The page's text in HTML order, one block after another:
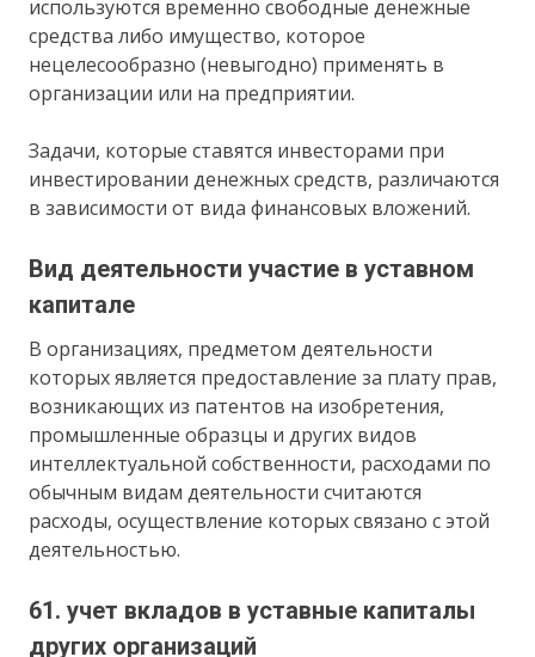
используются временно свободные денежные
средства либо имущество, которое
нецелесообразно (невыгодно) применять в
организации или на предприятии.
Задачи, которые ставятся инвесторами при
инвестировании денежных средств, различаются
в зависимости от вида финансовых вложений.
Вид деятельности участие в уставном
капитале
В организациях, предметом деятельности
которых является предоставление за плату прав,
возникающих из патентов на изобретения,
промышленные образцы и других видов
интеллектуальной собственности, расходами по
обычным видам деятельности считаются
расходы, осуществление которых связано с этой
деятельностью.
61. учет вкладов в уставные капиталы
других организаций